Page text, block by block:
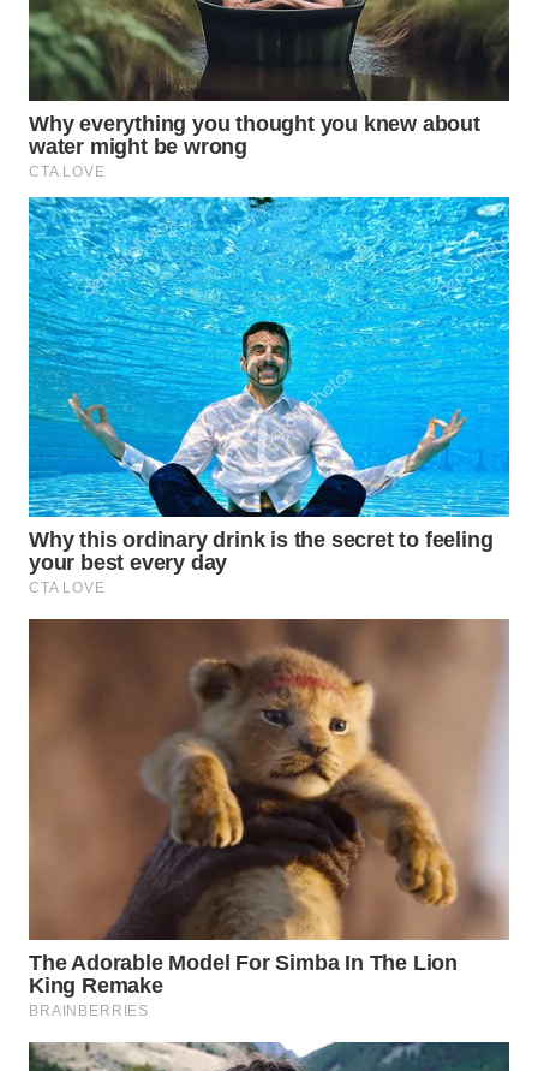
WN
SURABAYA
NATUNA
WN
BINTAN
WN
MANDALIKA
WN
LIKUPANG
WN
LABUANBAJO
WN
BORNEO
WAHANA
ADVOKAT
WAHANA